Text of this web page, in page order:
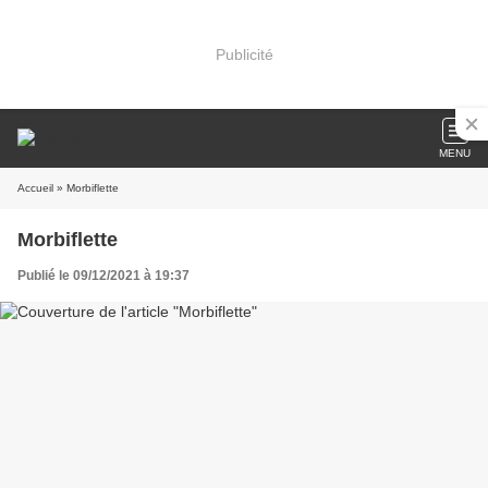
Publicité
MENU
Accueil » Morbiflette
Morbiflette
Publié le 09/12/2021 à 19:37